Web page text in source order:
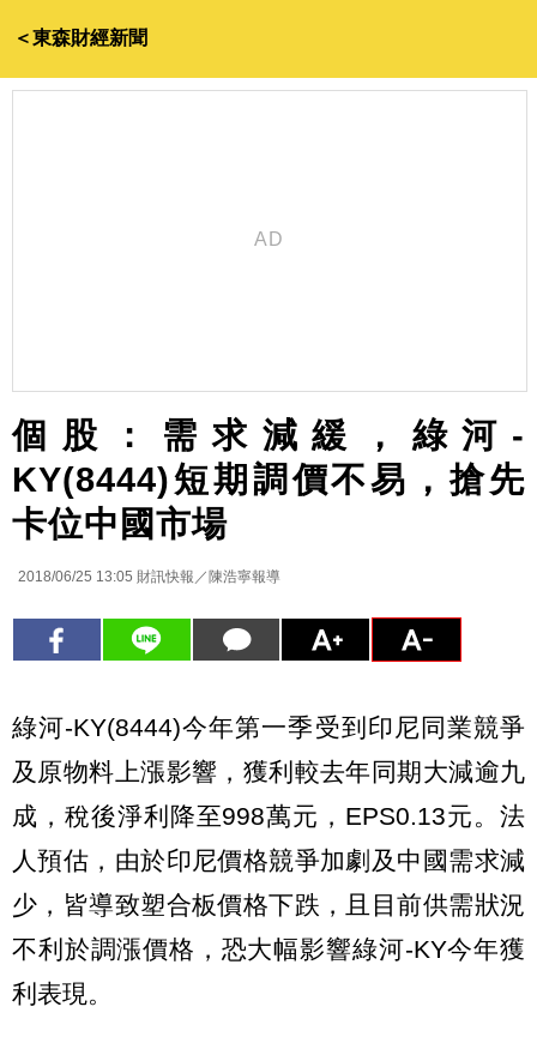
＜東森財經新聞
個股：需求減緩，綠河-
KY(8444)短期調價不易，搶先
卡位中國市場
2018/06/25 13:05 財訊快報／陳浩寧報導
綠河-KY(8444)今年第一季受到印尼同業競爭
及原物料上漲影響，獲利較去年同期大減逾九
成，稅後淨利降至998萬元，EPS0.13元。法
人預估，由於印尼價格競爭加劇及中國需求減
少，皆導致塑合板價格下跌，且目前供需狀況
不利於調漲價格，恐大幅影響綠河-KY今年獲
利表現。